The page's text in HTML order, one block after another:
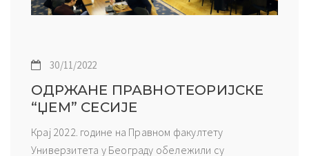
30/11/2022
ОДРЖАНЕ ПРАВНОТЕОРИЈСКЕ
“ЏЕМ” СЕСИЈЕ
Крај 2022. године на Правном факултету
Универзитета у Београду обележили су